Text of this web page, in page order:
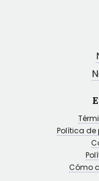
Política de
Cómo